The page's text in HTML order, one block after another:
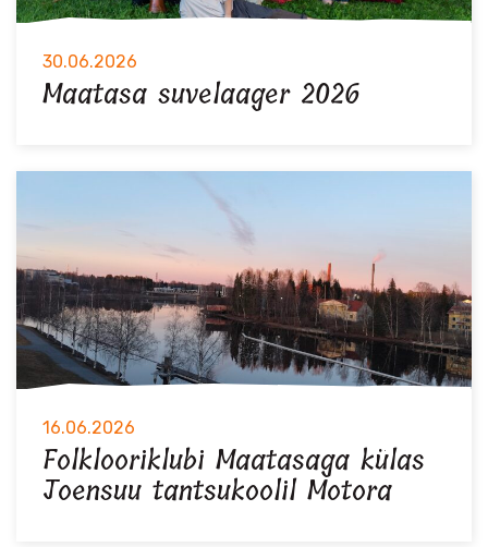
30.06.2026
Maatasa suvelaager 2026
16.06.2026
Folklooriklubi Maatasaga külas
Joensuu tantsukoolil Motora